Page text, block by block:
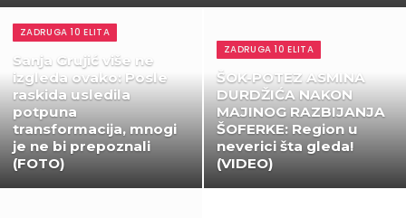
ZADRUGA 10 ELITA
Sanja Grujić više ne
izgleda ovako: Posle
raskida usledila
potpuna
transformacija, mnogi
je ne bi prepoznali
(FOTO)
ZADRUGA 10 ELITA
ŠOK-POTEZ ASMINA
DURDŽIĆA NAKON
MAJINOG RAZBIJANJA
ŠOFERKE: Region u
neverici šta gleda!
(VIDEO)